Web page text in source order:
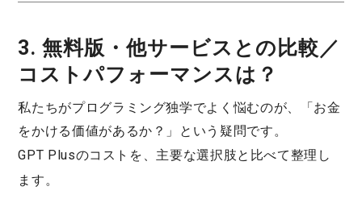
3. 無料版・他サービスとの比較／
コストパフォーマンスは？
私たちがプログラミング独学でよく悩むのが、「お金
をかける価値があるか？」という疑問です。
GPT Plusのコストを、主要な選択肢と比べて整理し
ます。